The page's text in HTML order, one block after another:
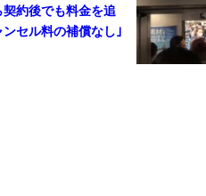
約後でも料金を追
ンセル料の補償なし｣